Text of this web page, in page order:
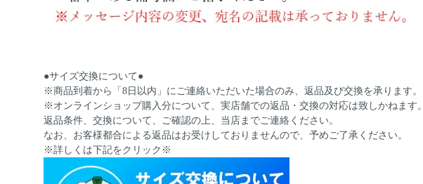
●サイズ交換について●
※商品到着から「8日以内」にご連絡いただいた場合のみ、返品及び交換を承ります。
※オンラインショップ購入分について、実店舗での返品・交換の対応は致しかねます。
返品条件、交換について、ご確認の上、当店までご連絡ください。
なお、お客様都合による返品はお受けしておりませんので、予めご了承ください。
※詳しくは下記をクリック※